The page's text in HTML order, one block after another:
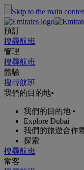
Skip to the main
預訂
搜尋航班
管理
搜尋航班
體驗
搜尋航班
我們的目的地•
我們的目的地 •
Explore Dubai
我們的旅遊合作
探索
搜尋航班
常客